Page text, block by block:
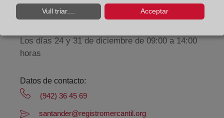
De lunes a viernes de 09:00 a 17:00 horas
Los días 24 y 31 de diciembre de 09:00 a 14:00
horas
Datos de contacto:
(942) 36 45 69
santander@registromercantil.org
Vull triar.... Acceptar